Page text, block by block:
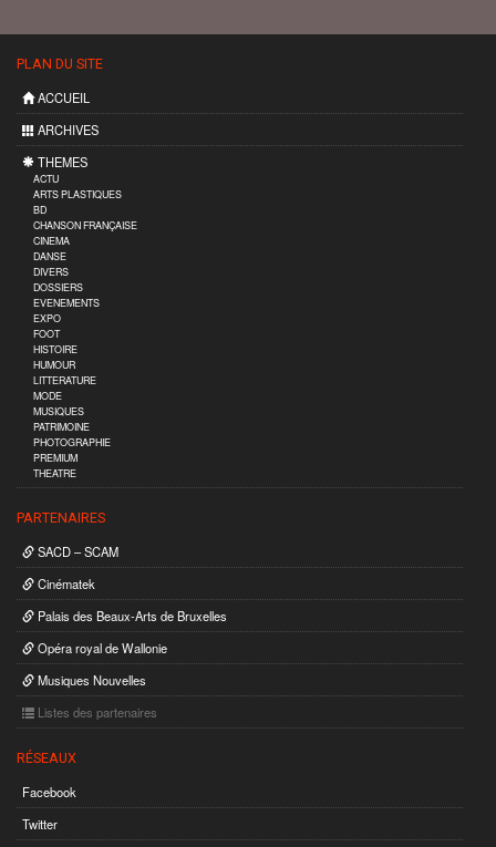
PLAN DU SITE
ACCUEIL
ARCHIVES
THEMES
ACTU
ARTS PLASTIQUES
BD
CHANSON FRANÇAISE
CINEMA
DANSE
DIVERS
DOSSIERS
EVENEMENTS
EXPO
FOOT
HISTOIRE
HUMOUR
LITTERATURE
MODE
MUSIQUES
PATRIMOINE
PHOTOGRAPHIE
PREMIUM
THEATRE
PARTENAIRES
SACD – SCAM
Cinématek
Palais des Beaux-Arts de Bruxelles
Opéra royal de Wallonie
Musiques Nouvelles
Listes des partenaires
RÉSEAUX
Facebook
Twitter